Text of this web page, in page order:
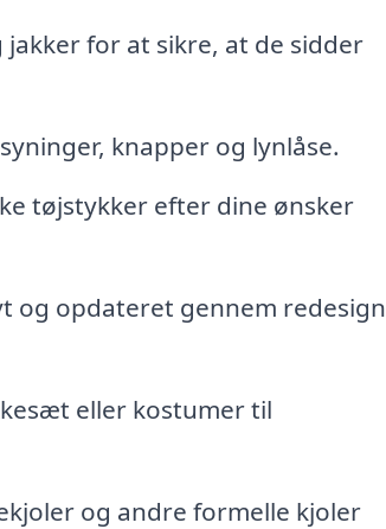
for at sikre, at de sidder
knapper og lynlåse.
tøjstykker efter dine ønsker
og opdateret gennem redesign
eller kostumer til
og andre formelle kjoler